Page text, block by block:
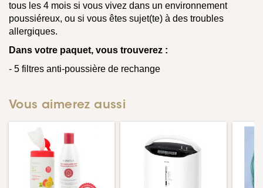
tous les 4 mois si vous vivez dans un environnement
poussiéreux, ou si vous êtes sujet(te) à des troubles
allergiques.
Dans votre paquet, vous trouverez :
- 5 filtres anti-poussière de rechange
Vous aimerez aussi